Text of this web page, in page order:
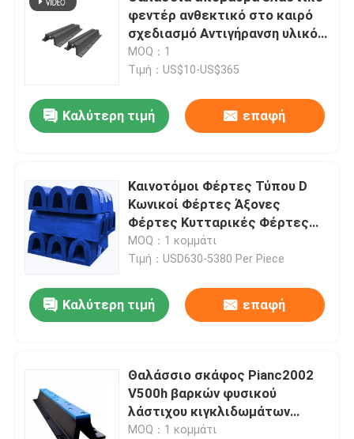
φεντέρ ανθεκτικό στο καιρό
σχεδιασμό Αντιγήρανση υλικό
ανθεκτικό στο λάδι
MOQ：1
Τιμή：US$10-US$365
Καλύτερη τιμή επαφή
Καινοτόμοι Φέρτες Τύπου D
Κωνικοί Φέρτες Άξονες
Φέρτες Κυτταρικές Φέρτες
Ρουτίνου Φέρτες
ρυμουλκούμενων Φέρτες
MOQ：1 κομμάτι
Τιμή：USD630-5380 Per Piece
Καλύτερη τιμή επαφή
Θαλάσσιο σκάφος Pianc2002
V500h βαρκών φυσικού
λάστιχου κιγκλιδωμάτων
τύπων αποβαθρών
MOQ：1 κομμάτι